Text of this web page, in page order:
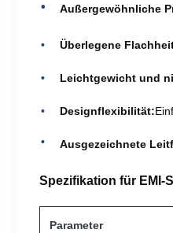
Außergewöhnliche
Überlegene
Leichtgewicht und
Designflexibilität:
Ausgezeichnete
Spezifikation für EMI-
Parameter